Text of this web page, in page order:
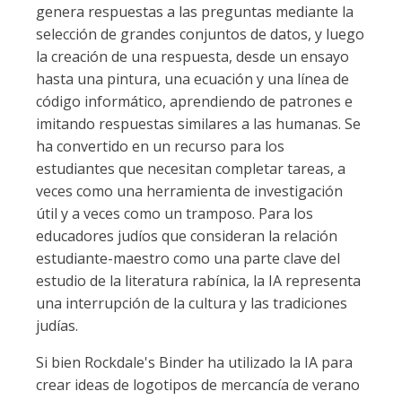
genera respuestas a las preguntas mediante la
selección de grandes conjuntos de datos, y luego
la creación de una respuesta, desde un ensayo
hasta una pintura, una ecuación y una línea de
código informático, aprendiendo de patrones e
imitando respuestas similares a las humanas. Se
ha convertido en un recurso para los
estudiantes que necesitan completar tareas, a
veces como una herramienta de investigación
útil y a veces como un tramposo. Para los
educadores judíos que consideran la relación
estudiante-maestro como una parte clave del
estudio de la literatura rabínica, la IA representa
una interrupción de la cultura y las tradiciones
judías.
Si bien Rockdale's Binder ha utilizado la IA para
crear ideas de logotipos de mercancía de verano